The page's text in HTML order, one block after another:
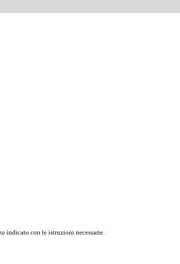
indicato con le istruzioni necessarie.